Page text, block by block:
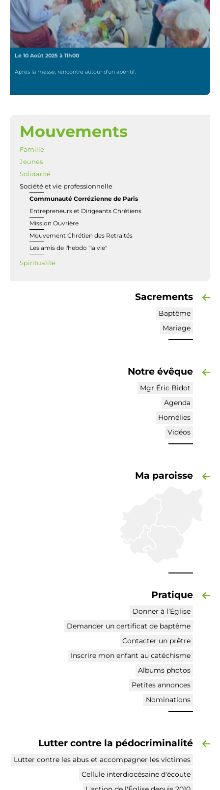
Le 10 Août 2025 à 11h00
Après la messe, rencontre autour d'un apéritif.
NAVIGATION
Mouvements
Famille
Jeunes
Solidarité
Société et vie professionnelle
Communauté Corrézienne de Paris
Entrepreneurs et Dirigeants Chrétiens
Mission Ouvrière
Mouvement Chrétien des Retraités
Les amis de l'hebdo "la vie"
Spiritualité
Sacrements
Baptême
Mariage
Notre évêque
Mgr Éric Bidot
Agenda
Homélies
Vidéos
Ma paroisse
Pratique
Donner à l’Église
Demander un certificat de baptême
Contacter un prêtre
Inscrire mon enfant au catéchisme
Albums photos
Petites annonces
Nominations
Lutter contre la pédocriminalité
Lutter contre les abus et accompagner les victimes
Cellule interdiocésaine d'écoute